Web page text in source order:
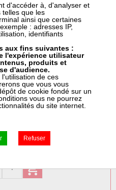
chez Saunier Duval.
jours chez vous (suivant le
nous facture 12,00 € HT de
spéciale. Ces frais viendront
votre panier.
Prix pro, connectez vous
d'accéder à, d'analyser et
telles que les
ainsi que certaines
: adresses IP,
identifiants
aux fins suivantes :
l'expérience utilisateur
produits et
d'audience.
de ces
que vous vous
de cookie fondé sur un
vous ne pourrez
du site internet.